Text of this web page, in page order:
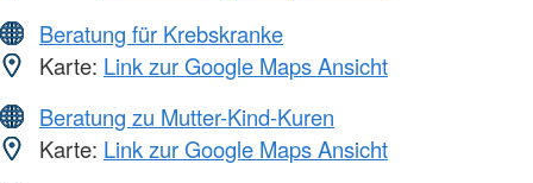
Beratung für Krebskranke
Karte: Link zur Google Maps Ansicht
Beratung zu Mutter-Kind-Kuren
Karte: Link zur Google Maps Ansicht